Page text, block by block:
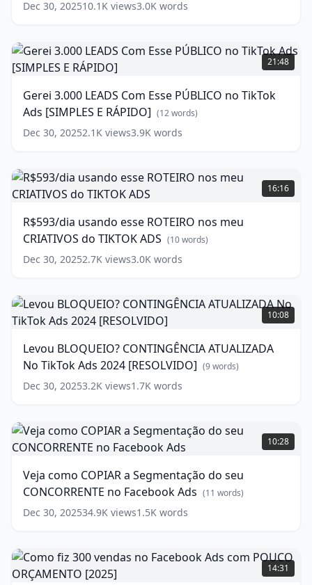
uma
CAMPANHA
no
Facebook
words)
Dec 30, 202510.1K views3.0K words
Gerei
3.000
LEADS
Esse
PÚBLICO
no
TikTok
[SIMPLES
E
RÁPIDO]
words)
21:48
Gerei 3.000 LEADS Com Esse PÚBLICO no TikTok
Ads [SIMPLES E RÁPIDO] (12words)
Dec 30, 20252.1K views3.9K words
R$593/dia
usando
esse
nos
meu
CRIATIVOS
do
ADS
words)
16:16
R$593/dia usando esse ROTEIRO nos meu
CRIATIVOS do TIKTOK ADS (10words)
Dec 30, 20252.7K views3.0K words
Levou
BLOQUEIO?
CONTINGÊNCIA
No
TikTok
Ads
2024
words)
10:08
Levou BLOQUEIO? CONTINGÊNCIA ATUALIZADA
No TikTok Ads 2024 [RESOLVIDO] (9words)
Dec 30, 20253.2K views1.7K words
Veja
como
COPIAR
Segmentação
do
seu
CONCORRENTE
Facebook
Ads
(11
words)
10:28
Veja como COPIAR a Segmentação do seu
CONCORRENTE no Facebook Ads (11 words)
Dec 30, 202534.9K views1.5K words
Como
fiz
300
14:31